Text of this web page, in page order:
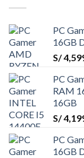
PC
16GB
S/
PC
RAM
16GB
S/
PC
16GB